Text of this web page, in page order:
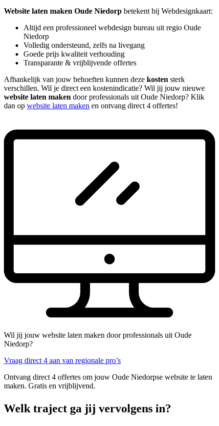
Website laten maken Oude Niedorp betekent bij Webdesignkaart:
Altijd een professioneel webdesign bureau uit regio Oude
Niedorp
Volledig ondersteund, zelfs na livegang
Goede prijs kwaliteit verhouding
Transparante & vrijblijvende offertes
Afhankelijk van jouw behoeften kunnen deze kosten sterk
verschillen. Wil je direct een kostenindicatie? Wil jij jouw nieuwe
website laten maken door professionals uit Oude Niedorp? Klik
dan op website laten maken en ontvang direct 4 offertes!
Wil jij jouw website laten maken door professionals uit Oude
Niedorp?
Vraag direct 4 aan van regionale pro’s
Ontvang direct 4 offertes om jouw Oude Niedorpse website te laten
maken. Gratis en vrijblijvend.
Welk traject ga jij vervolgens in?